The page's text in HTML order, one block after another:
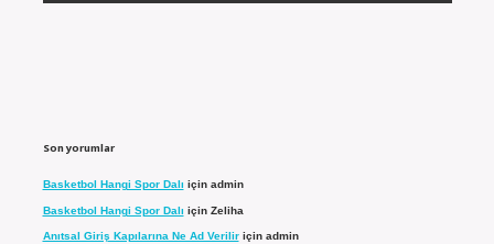
Son yorumlar
Basketbol Hangi Spor Dalı için admin
Basketbol Hangi Spor Dalı için Zeliha
Anıtsal Giriş Kapılarına Ne Ad Veriliriçin admin